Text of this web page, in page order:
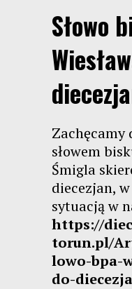
Słowo
Zachęcamy
słowem
Śmigla
diecezjan,
sytuacją w
https://
torun.pl/
lowo-bpa-
do-